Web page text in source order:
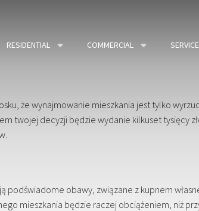
RESIDENTIAL COMMERCIAL
że wynajmowanie mieszkania jest tylko
twojej decyzji będzie wydanie kilkuset tysięcy
podświadome obawy, związane z kupnem
mieszkania będzie raczej obciążeniem, niż